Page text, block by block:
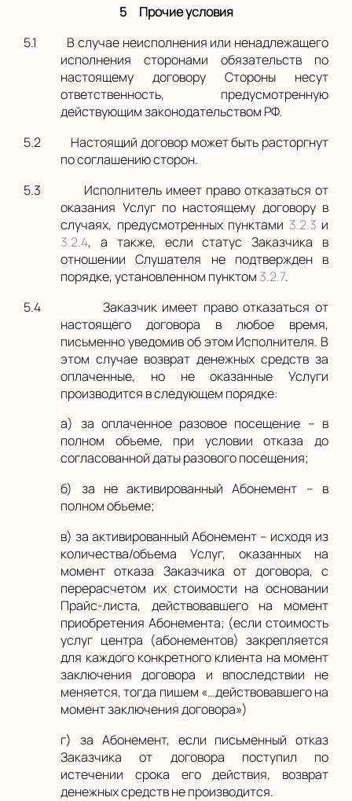
5
Прочие условия
5.1
В случае неисполнения или ненадлежащего
исполнения сторонами обязательств по
настоящему договору Стороны несут
ответственность, предусмотренную
действующим законодательством РФ.
5.2
Настоящий договор может быть расторгнут
по соглашению сторон.
5.3
Исполнитель имеет право отказаться от
оказания Услуг по настоящему договору в
случаях, предусмотренных пунктами 3.2.3 и
3.2.4, а также, если статус Заказчика в
отношении Слушателя не подтвержден в
порядке, установленном пунктом 3.2.7.
5.4
Заказчик имеет право отказаться от
настоящего договора в любое время,
письменно уведомив об этом Исполнителя. В
этом случае возврат денежных средств за
оплаченные, но не оказанные Услуги
производится в следующем порядке:
а) за оплаченное разовое посещение – в
полном объеме, при условии отказа до
согласованной даты разового посещения;
б) за не активированный Абонемент – в
полном объеме;
в) за активированный Абонемент – исходя из
количества/объема Услуг, оказанных на
момент отказа Заказчика от договора, с
перерасчетом их стоимости на основании
Прайс-листа, действовавшего на момент
приобретения Абонемента; (если стоимость
услуг центра (абонементов) закрепляется
для каждого конкретного клиента на момент
заключения договора и впоследствии не
меняется, тогда пишем «…действовавшего на
момент заключения договора»)
г) за Абонемент, если письменный отказ
Заказчика от договора поступил по
истечении срока его действия, возврат
денежных средств не производится.